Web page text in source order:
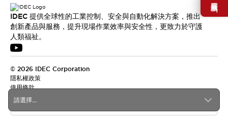
需要幫助嗎？
請選擇...
IDEC 提供全球性的工業控制、安全與自動化解決方案，推出
創新產品與服務，提升現場作業效率與安全性，更致力於守護
人類福祉。
© 2026 IDEC Corporation
隱私權政策
使用條款
台灣